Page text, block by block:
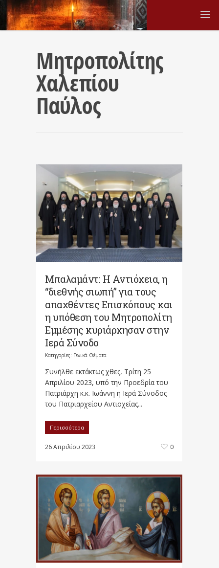
Μητροπολίτης
Χαλεπίου
Παύλος
Μπαλαμάντ: Η Αντιόχεια, η
“διεθνής σιωπή” για τους
απαχθέντες Επισκόπους και
η υπόθεση του Μητροπολίτη
Εμμέσης κυριάρχησαν στην
Ιερά Σύνοδο
Κατηγορίες: Γενικά Θέματα
Συνήλθε εκτάκτως χθες, Τρίτη 25
Απριλίου 2023, υπό την Προεδρία του
Πατριάρχη κ.κ. Ιωάννη η Ιερά Σύνοδος
του Πατριαρχείου Αντιοχείας...
Περισσότερα
26 Απριλίου 2023 0